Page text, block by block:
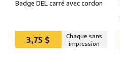
Badge DEL carré avec cordon
3,75 $
Chaque sans
impression